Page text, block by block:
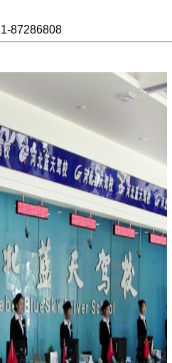
87286808